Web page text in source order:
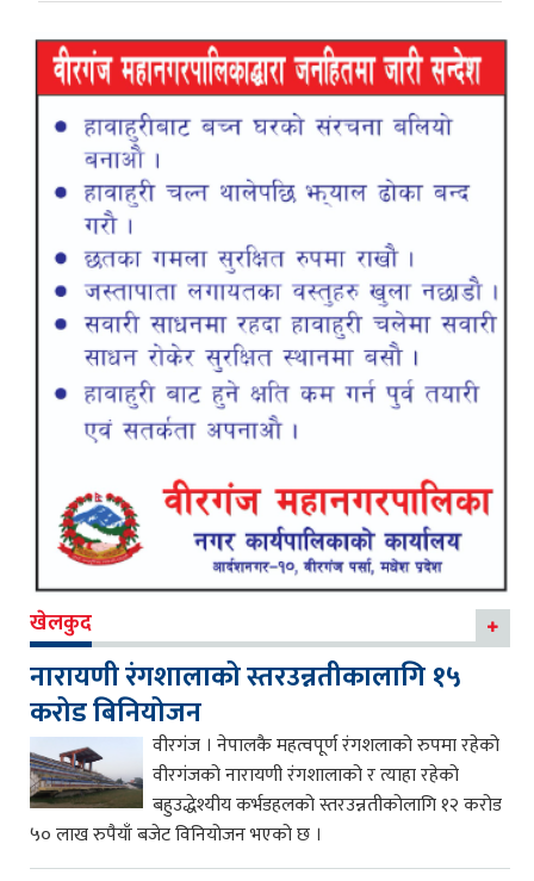
खेलकुद
नारायणी रंगशालाको स्तरउन्नतीकालागि १५
करोड बिनियोजन
वीरगंज । नेपालकै महत्वपूर्ण रंगशलाको रुपमा रहेको
वीरगंजको नारायणी रंगशालाको र त्याहा रहेको
बहुउद्धेश्यीय कर्भडहलको स्तरउन्नतीकोलागि १२ करोड
५० लाख रुपैयाँ बजेट विनियोजन भएको छ ।